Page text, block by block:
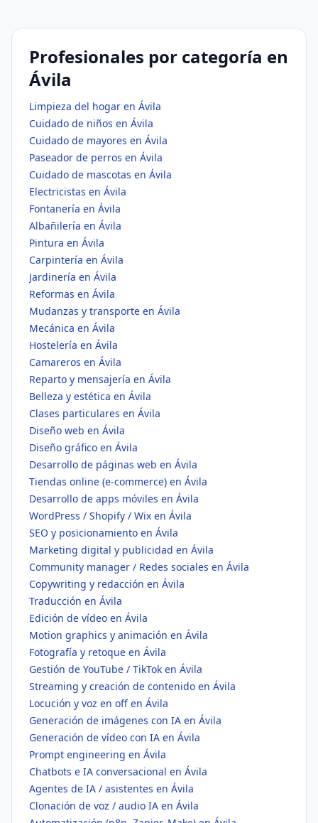
Profesionales por categoría en
Ávila
Limpieza del hogar en Ávila
Cuidado de niños en Ávila
Cuidado de mayores en Ávila
Paseador de perros en Ávila
Cuidado de mascotas en Ávila
Electricistas en Ávila
Fontanería en Ávila
Albañilería en Ávila
Pintura en Ávila
Carpintería en Ávila
Jardinería en Ávila
Reformas en Ávila
Mudanzas y transporte en Ávila
Mecánica en Ávila
Hostelería en Ávila
Camareros en Ávila
Reparto y mensajería en Ávila
Belleza y estética en Ávila
Clases particulares en Ávila
Diseño web en Ávila
Diseño gráfico en Ávila
Desarrollo de páginas web en Ávila
Tiendas online (e-commerce) en Ávila
Desarrollo de apps móviles en Ávila
WordPress / Shopify / Wix en Ávila
SEO y posicionamiento en Ávila
Marketing digital y publicidad en Ávila
Community manager / Redes sociales en Ávila
Copywriting y redacción en Ávila
Traducción en Ávila
Edición de vídeo en Ávila
Motion graphics y animación en Ávila
Fotografía y retoque en Ávila
Gestión de YouTube / TikTok en Ávila
Streaming y creación de contenido en Ávila
Locución y voz en off en Ávila
Generación de imágenes con IA en Ávila
Generación de vídeo con IA en Ávila
Prompt engineering en Ávila
Chatbots e IA conversacional en Ávila
Agentes de IA / asistentes en Ávila
Clonación de voz / audio IA en Ávila